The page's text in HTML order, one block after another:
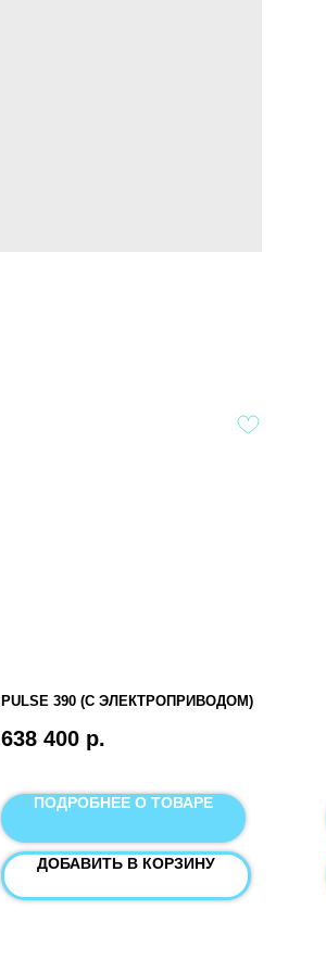
PULSE 390 (С ЭЛЕКТРОПРИВОДОМ)
638 400 р.
ПОДРОБНЕЕ О ТОВАРЕ
ДОБАВИТЬ В КОРЗИНУ